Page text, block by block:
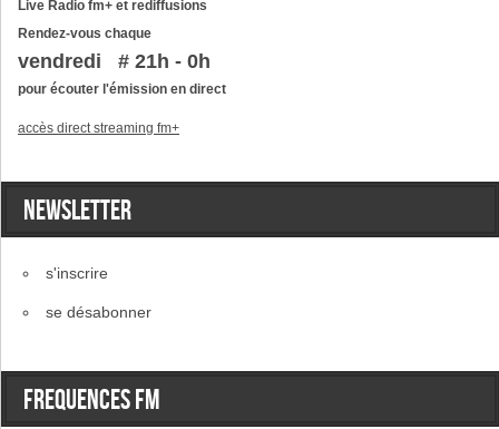
Live Radio fm+ et rediffusions
Rendez-vous chaque
vendredi # 21h - 0h
pour écouter l'émission en direct
accès direct streaming fm+
Newsletter
s'inscrire
se désabonner
Frequences FM